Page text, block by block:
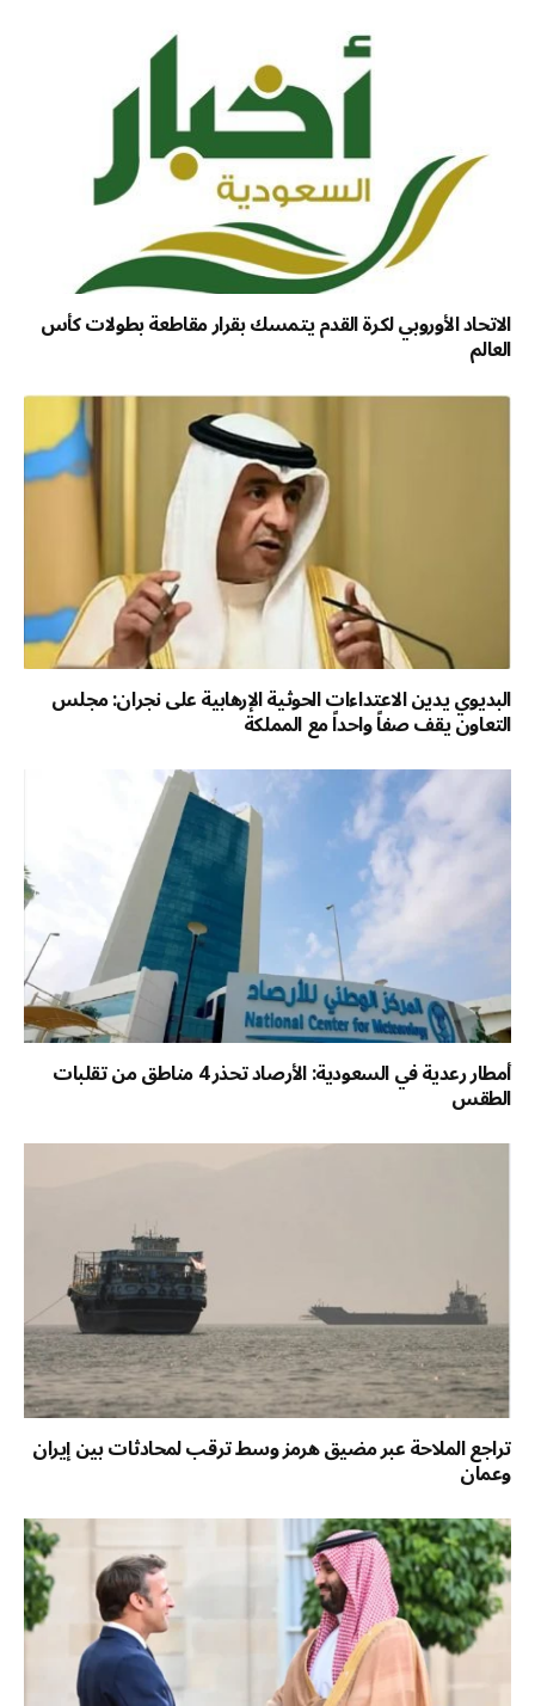
الاتحاد الأوروبي لكرة القدم يتمسك بقرار مقاطعة بطولات كأس
العالم
البديوي يدين الاعتداءات الحوثية الإرهابية على نجران: مجلس
التعاون يقف صفاً واحداً مع المملكة
أمطار رعدية في السعودية: الأرصاد تحذر 4 مناطق من تقلبات
الطقس
تراجع الملاحة عبر مضيق هرمز وسط ترقب لمحادثات بين إيران
وعمان